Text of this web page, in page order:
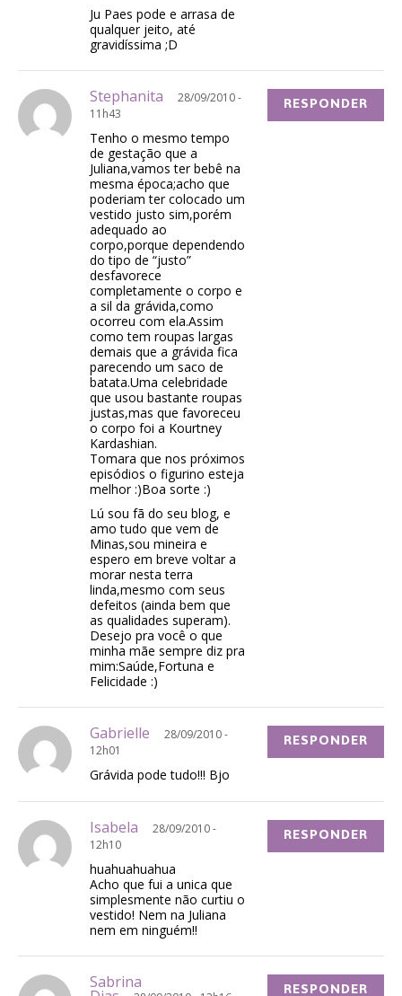
Ju Paes pode e arrasa de
qualquer jeito, até
gravidíssima ;D
Stephanita
28/09/2010 -
11h43
Tenho o mesmo tempo
de gestação que a
Juliana,vamos ter bebê na
mesma época;acho que
poderiam ter colocado um
vestido justo sim,porém
adequado ao
corpo,porque dependendo
do tipo de “justo”
desfavorece
completamente o corpo e
a sil da grávida,como
ocorreu com ela.Assim
como tem roupas largas
demais que a grávida fica
parecendo um saco de
batata.Uma celebridade
que usou bastante roupas
justas,mas que favoreceu
o corpo foi a Kourtney
Kardashian.
Tomara que nos próximos
episódios o figurino esteja
melhor :)Boa sorte :)
Lú sou fã do seu blog, e
amo tudo que vem de
Minas,sou mineira e
espero em breve voltar a
morar nesta terra
linda,mesmo com seus
defeitos (ainda bem que
as qualidades superam).
Desejo pra você o que
minha mãe sempre diz pra
mim:Saúde,Fortuna e
Felicidade :)
RESPONDER
Gabrielle
28/09/2010 -
12h01
Grávida pode tudo!!! Bjo
RESPONDER
Isabela
28/09/2010 -
12h10
huahuahuahua
Acho que fui a unica que
simplesmente não curtiu o
vestido! Nem na Juliana
nem em ninguém!!
RESPONDER
Sabrina RESPONDER